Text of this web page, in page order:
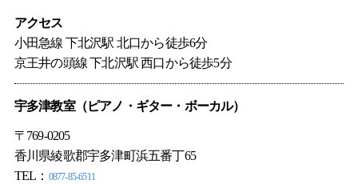
アクセス
小田急線 下北沢駅 北口から徒歩6分
京王井の頭線 下北沢駅 西口から徒歩5分
宇多津教室（ピアノ・ギター・ボーカル）
〒769-0205
香川県綾歌郡宇多津町浜五番丁65
TEL： 0877-85-6511